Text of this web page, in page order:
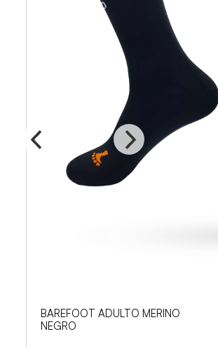
BAREFOOT ADULTO MERINO